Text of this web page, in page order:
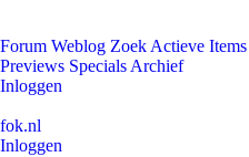
Forum Weblog Zoek Actieve Items
Previews Specials Archief
Inloggen
fok.nl
Inloggen